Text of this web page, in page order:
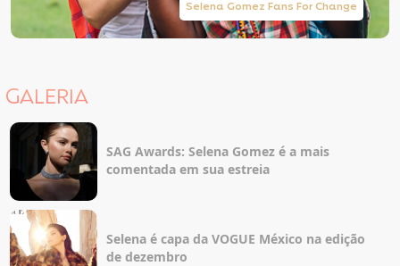
Selena Gomez Fans For Change
GALERIA
SAG Awards: Selena Gomez é a mais
comentada em sua estreia
Selena é capa da VOGUE México na edição
de dezembro